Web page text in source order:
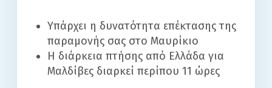
Υπάρχει η δυνατότητα επέκτασης της
παραμονής σας στο Μαυρίκιο
Η διάρκεια πτήσης από Ελλάδα για
Μαλδίβες διαρκεί περίπου 11 ώρες